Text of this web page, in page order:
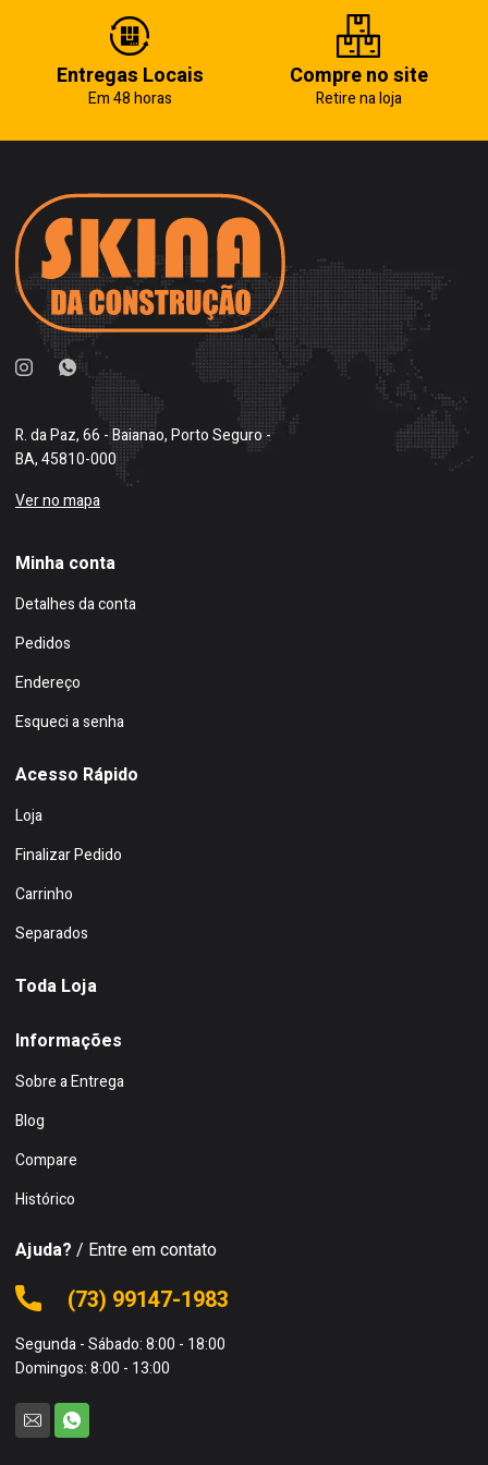
Entregas Locais
Em 48 horas
Compre no site
Retire na loja
R. da Paz, 66 - Baianao, Porto Seguro -
BA, 45810-000
Ver no mapa
Minha conta
Detalhes da conta
Pedidos
Endereço
Esqueci a senha
Acesso Rápido
Loja
Finalizar Pedido
Carrinho
Separados
Toda Loja
Informações
Sobre a Entrega
Blog
Compare
Histórico
Ajuda? / Entre em contato
(73) 99147-1983
Segunda - Sábado: 8:00 - 18:00
Domingos: 8:00 - 13:00